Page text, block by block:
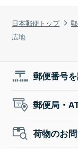
日本郵便トップ
広地
郵便番号
郵便局・
荷物のお